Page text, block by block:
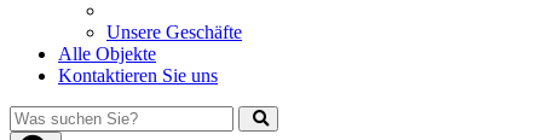
Unsere Geschäfte
Alle Objekte
Kontaktieren Sie uns
Was